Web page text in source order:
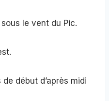
le vent du Pic.
début d’après midi